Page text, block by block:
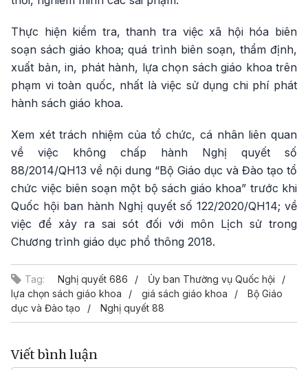
Thực hiện kiểm tra, thanh tra việc xã hội hóa biên
soạn sách giáo khoa; quá trình biên soạn, thẩm định,
xuất bản, in, phát hành, lựa chọn sách giáo khoa trên
phạm vi toàn quốc, nhất là việc sử dụng chi phí phát
hành sách giáo khoa.
Xem xét trách nhiệm của tổ chức, cá nhân liên quan
về việc không chấp hành Nghị quyết số
88/2014/QH13 về nội dung “Bộ Giáo dục và Đào tạo tổ
chức việc biên soạn một bộ sách giáo khoa” trước khi
Quốc hội ban hành Nghị quyết số 122/2020/QH14; về
việc để xảy ra sai sót đối với môn Lịch sử trong
Chương trình giáo dục phổ thông 2018.
Tag: Nghị quyết 686
Ủy ban Thường vụ Quốc hội
lựa chọn sách giáo khoa
giá sách giáo khoa
Bộ Giáo
dục và Đào tạo
Nghị quyết 88
Viết bình luận